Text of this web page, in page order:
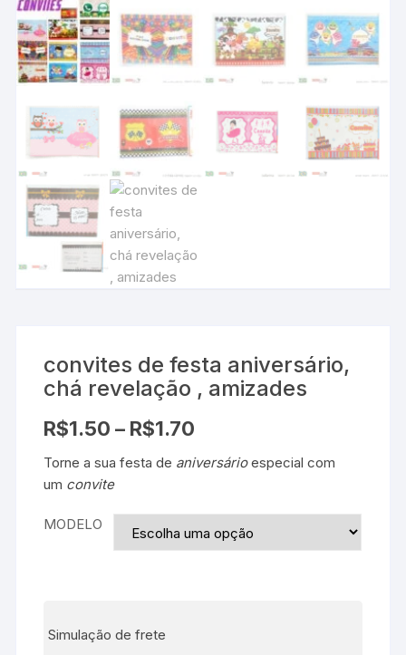
convites de festa aniversário,
chá revelação , amizades
R$1.50 – R$1.70
Torne a sua festa de aniversárioespecial com
um convite
MODELO
Simulação de frete